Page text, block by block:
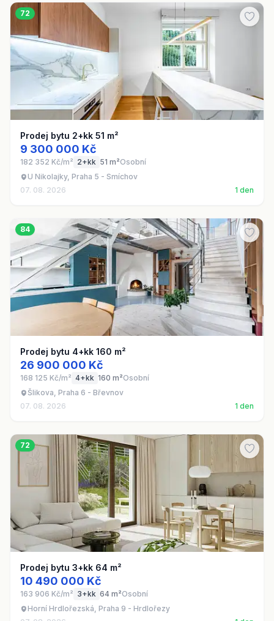
72
Prodej bytu 2+kk 51 m²
9 300 000 Kč
182 352 Kč/m² 2+kk 51 m²Osobní
U Nikolajky, Praha 5 - Smíchov
07. 08. 2026
1 den
84
Prodej bytu 4+kk 160 m²
26 900 000 Kč
168 125 Kč/m² 4+kk 160 m²Osobní
Šlikova, Praha 6 - Břevnov
07. 08. 2026
1 den
72
Prodej bytu 3+kk 64 m²
10 490 000 Kč
163 906 Kč/m² 3+kk 64 m²Osobní
Horní Hrdlořezská, Praha 9 - Hrdlořezy